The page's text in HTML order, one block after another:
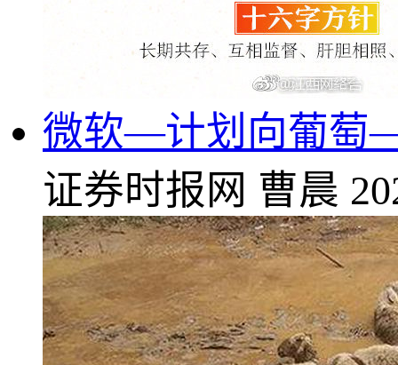
微软—计划向葡萄
证券时报网 曹晨